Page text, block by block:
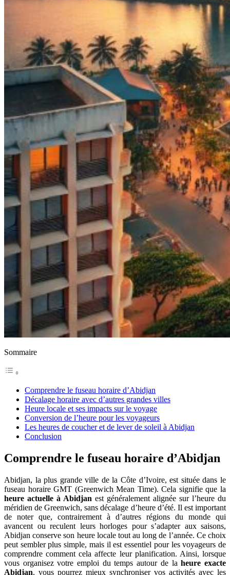
Sommaire
Comprendre le fuseau horaire d’Abidjan
Décalage horaire avec d’autres grandes villes
Heure locale et ses impacts sur le voyage
Conversion de l’heure pour les voyageurs
Les heures de coucher et de lever de soleil à Abidjan
Conclusion
Comprendre le fuseau horaire d’Abidjan
Abidjan, la plus grande ville de la Côte d’Ivoire, est située dans le
fuseau horaire GMT (Greenwich Mean Time). Cela signifie que la
heure actuelle à Abidjan est généralement alignée sur l’heure du
méridien de Greenwich, sans décalage d’heure d’été. Il est important
de noter que, contrairement à d’autres régions du monde qui
avancent ou reculent leurs horloges pour s’adapter aux saisons,
Abidjan conserve son heure locale tout au long de l’année. Ce choix
peut sembler plus simple, mais il est essentiel pour les voyageurs de
comprendre comment cela affecte leur planification. Ainsi, lorsque
vous organisez votre emploi du temps autour de laheure exacte
Abidjan, vous pourrez mieux synchroniser vos activités avec les